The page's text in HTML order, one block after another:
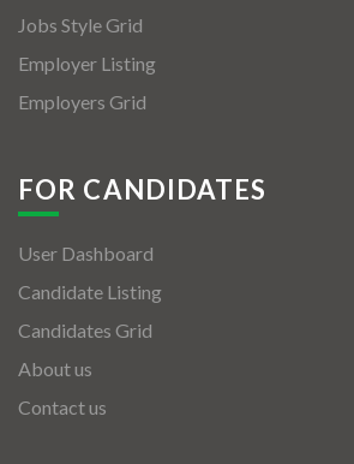
Jobs Style Grid
Employer Listing
Employers Grid
FOR CANDIDATES
User Dashboard
Candidate Listing
Candidates Grid
About us
Contact us